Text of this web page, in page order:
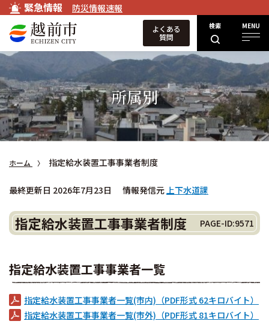
緊急情報 防災情報速報
検索 MENU
よくある
質問
所属別
ホーム 指定給水装置工事事業者制度
最終更新日 2026年7月23日 情報発信元上下水道課
指定給水装置工事事業者制度 PAGE-ID:9571
指定給水装置工事事業者一覧
指定給水装置工事事業者一覧(市内)（PDF形式 62キロバイト）
指定給水装置工事事業者一覧(市外)（PDF形式 81キロバイト）